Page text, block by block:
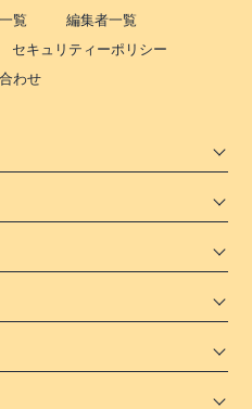
覧
編集者一覧
セキュリティーポリシー
わせ